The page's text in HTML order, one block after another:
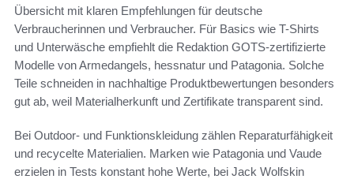
Übersicht mit klaren Empfehlungen für deutsche
Verbraucherinnen und Verbraucher. Für Basics wie T-Shirts
und Unterwäsche empfiehlt die Redaktion GOTS-zertifizierte
Modelle von Armedangels, hessnatur und Patagonia. Solche
Teile schneiden in nachhaltige Produktbewertungen besonders
gut ab, weil Materialherkunft und Zertifikate transparent sind.
Bei Outdoor- und Funktionskleidung zählen Reparaturfähigkeit
und recycelte Materialien. Marken wie Patagonia und Vaude
erzielen in Tests konstant hohe Werte, bei Jack Wolfskin